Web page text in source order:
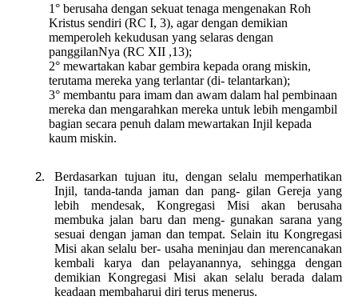
1° berusaha dengan sekuat tenaga mengenakan Roh
Kristus sendiri (RC I, 3), agar dengan demikian
memperoleh kekudusan yang selaras dengan
panggilanNya (RC XII ,13);
2° mewartakan kabar gembira kepada orang miskin,
terutama mereka yang terlantar (di- telantarkan);
3° membantu para imam dan awam dalam hal pembinaan
mereka dan mengarahkan mereka untuk lebih mengambil
bagian secara penuh dalam mewartakan Injil kepada
kaum miskin.
Berdasarkan tujuan itu, dengan selalu memperhatikan
Injil, tanda-tanda jaman dan pang- gilan Gereja yang
lebih mendesak, Kongregasi Misi akan berusaha
membuka jalan baru dan meng- gunakan sarana yang
sesuai dengan jaman dan tempat. Selain itu Kongregasi
Misi akan selalu ber- usaha meninjau dan merencanakan
kembali karya dan pelayanannya, sehingga dengan
demikian Kongregasi Misi akan selalu berada dalam
keadaan membaharui diri terus menerus.